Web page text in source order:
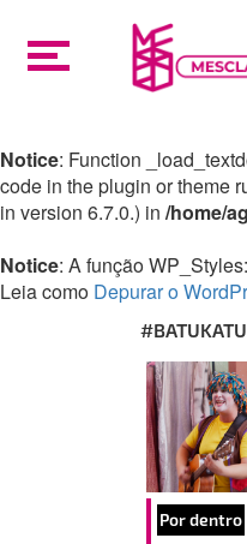
Notice: Function
code in the plugin or theme
in version 6.7.0.) in /home/
Notice: A função
Leia como Depurar o
#BATUKATU
Por dentro